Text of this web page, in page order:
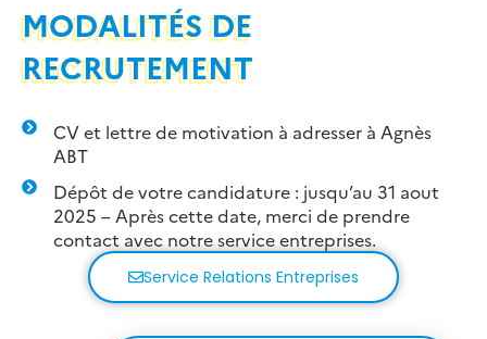
MODALITÉS DE
RECRUTEMENT
CV et lettre de motivation à adresser à Agnès
ABT
Dépôt de votre candidature : jusqu’au 31 aout
2025 – Après cette date, merci de prendre
contact avec notre service entreprises.
Service Relations Entreprises